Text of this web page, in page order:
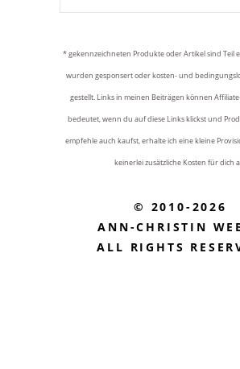
* gekennzeichneten Produkte oder Artikel sind Teil
wurden gesponsert oder kosten- und
gestellt. Links in meinen Beiträgen können
bedeutet, wenn du auf diese Links klickst und
empfehle auch kaufst, erhalte ich eine kleine
keinerlei zusätzliche Kosten für dich
© 2010-2026
ANN-CHRISTIN
ALL RIGHTS